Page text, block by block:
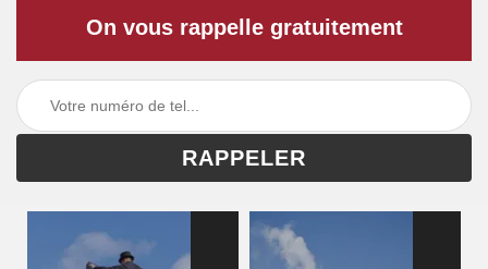
On vous rappelle gratuitement